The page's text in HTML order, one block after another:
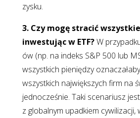
zysku.
3. Czy mogę stracić
inwestując w ETF?W
ów (np. na indeks S&P 500 lub
wszystkich pieniędzy
wszystkich największych firm na
jednocześnie. Taki scenariusz
z globalnym upadkiem cywilizacji,